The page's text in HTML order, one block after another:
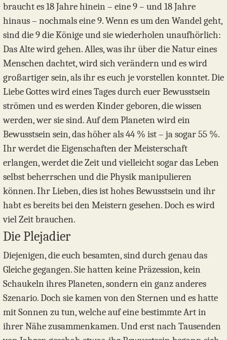
braucht es 18 Jahre hinein – eine 9 – und 18 Jahre
hinaus – nochmals eine 9. Wenn es um den Wandel geht,
sind die 9 die Könige und sie wiederholen unaufhörlich:
Das Alte wird gehen. Alles, was ihr über die Natur eines
Menschen dachtet, wird sich verändern und es wird
großartiger sein, als ihr es euch je vorstellen konntet. Die
Liebe Gottes wird eines Tages durch euer Bewusstsein
strömen und es werden Kinder geboren, die wissen
werden, wer sie sind. Auf dem Planeten wird ein
Bewusstsein sein, das höher als 44 % ist – ja sogar 55 %.
Ihr werdet die Eigenschaften der Meisterschaft
erlangen, werdet die Zeit und vielleicht sogar das Leben
selbst beherrschen und die Physik manipulieren
können. Ihr Lieben, dies ist hohes Bewusstsein und ihr
habt es bereits bei den Meistern gesehen. Doch es wird
viel Zeit brauchen.
Die Plejadier
Diejenigen, die euch besamten, sind durch genau das
Gleiche gegangen. Sie hatten keine Präzession, kein
Schaukeln ihres Planeten, sondern ein ganz anderes
Szenario. Doch sie kamen von den Sternen und es hatte
mit Sonnen zu tun, welche auf eine bestimmte Art in
ihrer Nähe zusammenkamen. Und erst nach Tausenden